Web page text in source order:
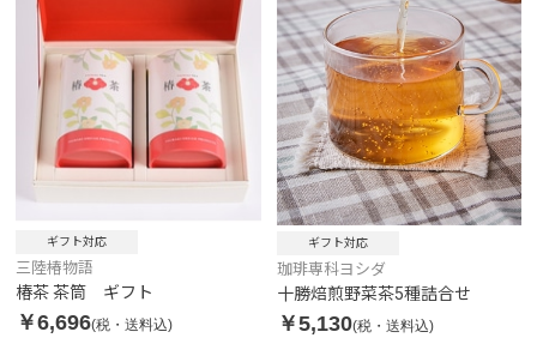
ギフト対応
三陸椿物語
椿茶 茶筒 ギフト
￥6,696(税・送料込)
ギフト対応
珈琲専科ヨシダ
十勝焙煎野菜茶5種詰合せ
￥5,130(税・送料込)